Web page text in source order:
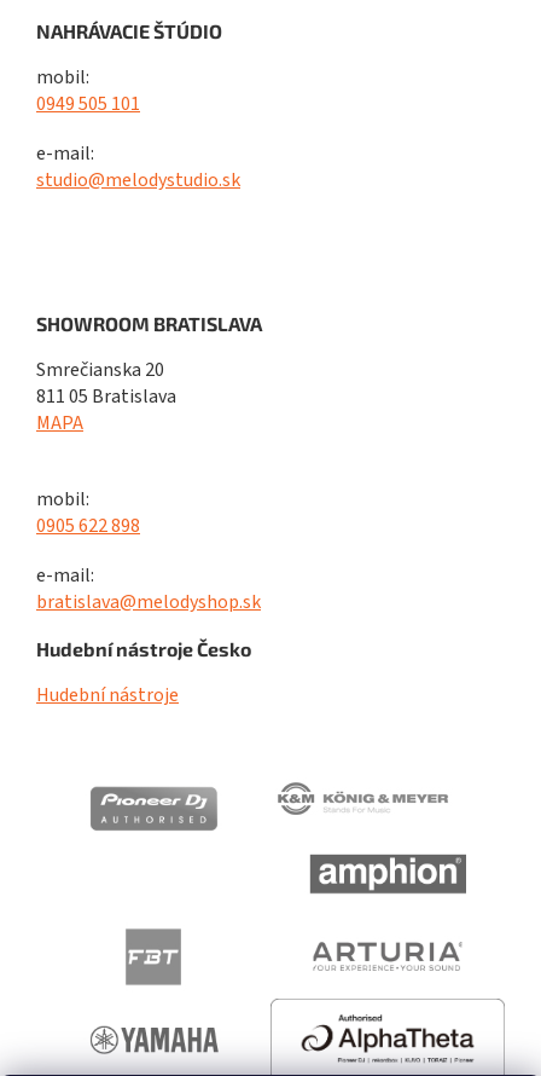
NAHRÁVACIE ŠTÚDIO
mobil:
0949 505 101
e-mail:
studio@melodystudio.sk
SHOWROOM BRATISLAVA
Smrečianska 20
811 05 Bratislava
MAPA
mobil:
0905 622 898
e-mail:
bratislava@melodyshop.sk
Hudební nástroje Česko
Hudební nástroje